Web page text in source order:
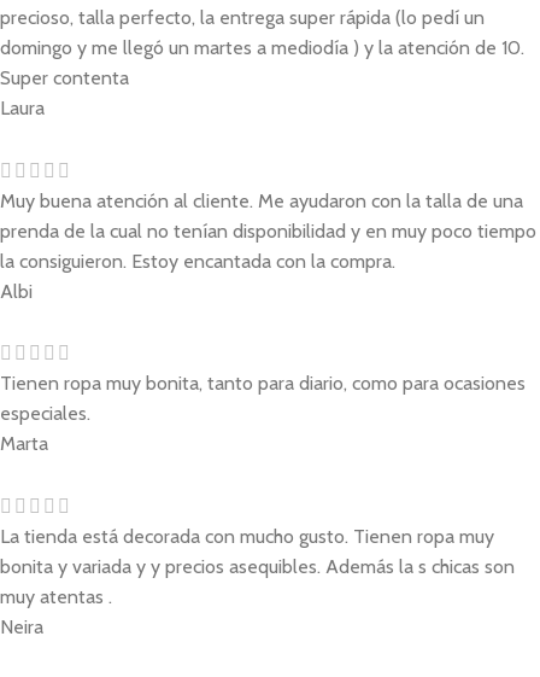
precioso, talla perfecto, la entrega super rápida (lo pedí un
domingo y me llegó un martes a mediodía ) y la atención de 10.
Super contenta
Laura
Muy buena atención al cliente. Me ayudaron con la talla de una
prenda de la cual no tenían disponibilidad y en muy poco tiempo
la consiguieron. Estoy encantada con la compra.
Albi
Tienen ropa muy bonita, tanto para diario, como para ocasiones
especiales.
Marta
La tienda está decorada con mucho gusto. Tienen ropa muy
bonita y variada y y precios asequibles. Además la s chicas son
muy atentas .
Neira